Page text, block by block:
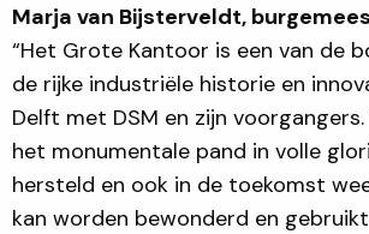
Marja van Bijsterveldt,
“Het Grote Kantoor is een van de
de rijke industriële historie en
Delft met DSM en zijn
het monumentale pand in volle
hersteld en ook in de toekomst
kan worden bewonderd en